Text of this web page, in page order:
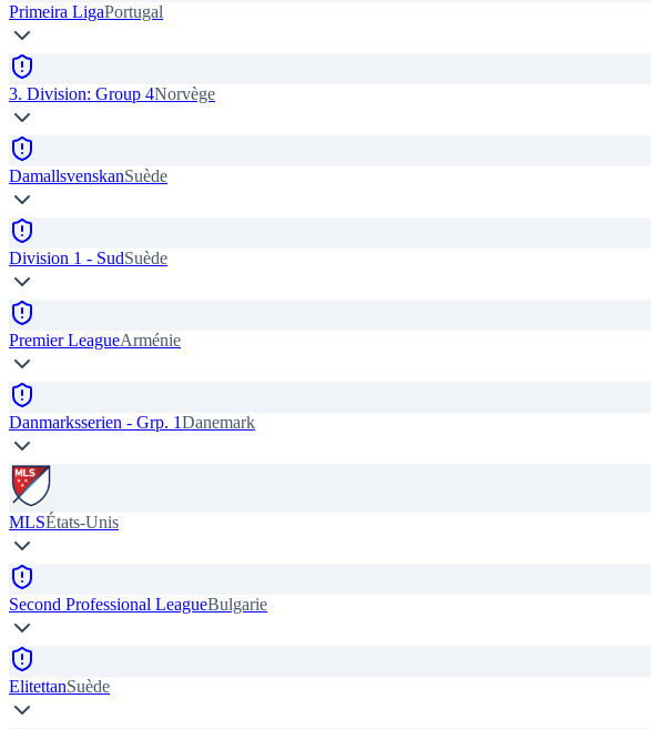
Primeira LigaPortugal
3. Division: Group 4Norvège
DamallsvenskanSuède
Division 1 - SudSuède
Premier LeagueArménie
Danmarksserien - Grp. 1Danemark
MLSÉtats-Unis
Second Professional LeagueBulgarie
ElitettanSuède